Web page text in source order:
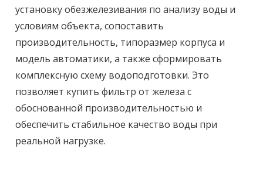
установку обезжелезивания по анализу воды и
условиям объекта, сопоставить
производительность, типоразмер корпуса и
модель автоматики, а также сформировать
комплексную схему водоподготовки. Это
позволяет купить фильтр от железа с
обоснованной производительностью и
обеспечить стабильное качество воды при
реальной нагрузке.